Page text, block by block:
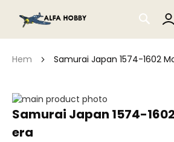
SEARCH
Hem Samurai Japan 1574-1602
Samurai Japan 1574-
era
Hoppa
till
av
Hoppa
början